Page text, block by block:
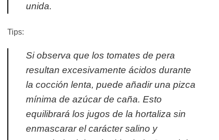
unida.
Tips:
Si observa que los tomates de pera
resultan excesivamente ácidos durante
la cocción lenta, puede añadir una pizca
mínima de azúcar de caña. Esto
equilibrará los jugos de la hortaliza sin
enmascarar el carácter salino y